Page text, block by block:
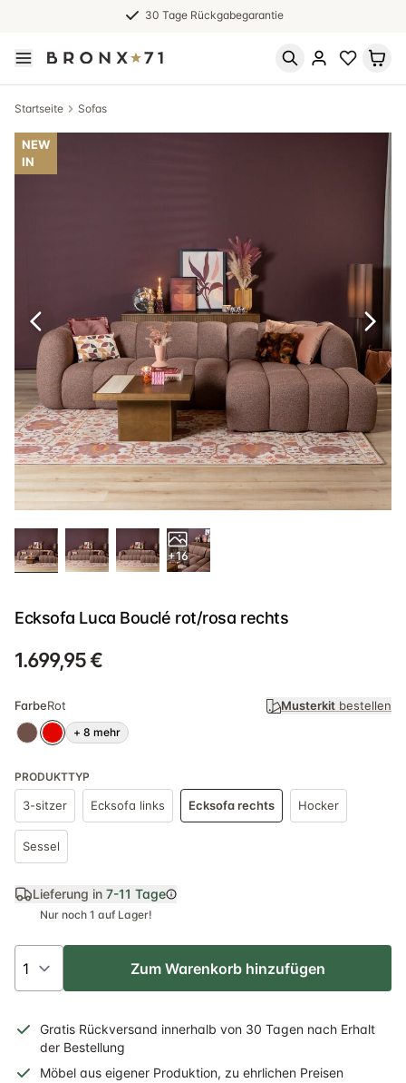
30 Tage Rückgabegarantie
Startseite Sofas
NEW
IN
+16
Ecksofa Luca Bouclé rot/rosa rechts
1.699,95 €
FarbeRot Musterkit bestellen
+ 8 mehr
PRODUKTTYP
3-sitzer Ecksofa links Ecksofa rechts Hocker
Sessel
Lieferung in 7-11 Tage
Nur noch 1 auf Lager!
Zum Warenkorb hinzufügen
Gratis Rückversand innerhalb von 30 Tagen nach Erhalt
der Bestellung
Möbel aus eigener Produktion, zu ehrlichen Preisen